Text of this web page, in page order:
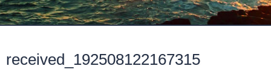
received_192508122167315